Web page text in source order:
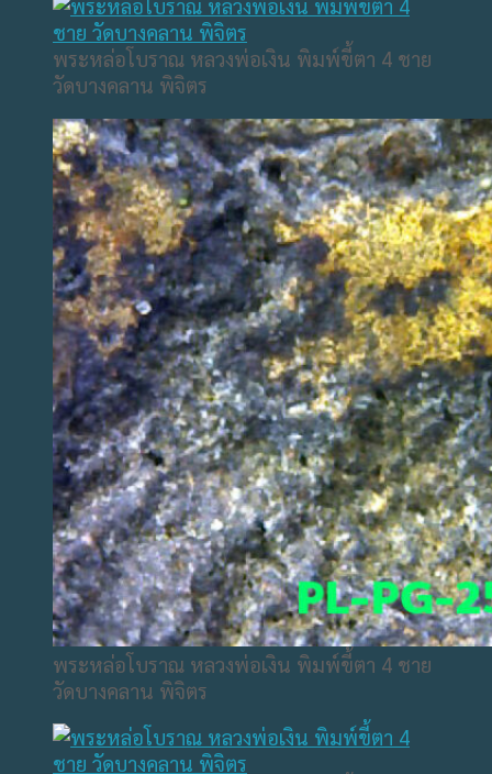
พระหล่อโบราณ หลวงพ่อเงิน พิมพ์ขี้ตา 4 ชาย
วัดบางคลาน พิจิตร
พระหล่อโบราณ หลวงพ่อเงิน พิมพ์ขี้ตา 4 ชาย
วัดบางคลาน พิจิตร